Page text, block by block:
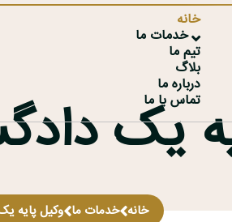
خانه
خدمات ما
تیم ما
بلاگ
درباره ما
تماس با مایک
خانه خدمات ما وکیل پایه